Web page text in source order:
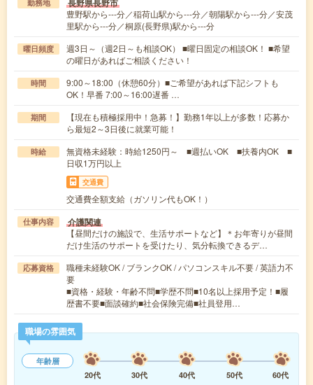
勤務地 長野県長野市
豊野駅から---分／稲荷山駅から---分／朝陽駅から---分／安茂
里駅から---分／桐原(長野県)駅から---分
曜日頻度
週3日～（週2日～も相談OK） ■曜日固定の相談OK！ ■希望
の曜日があればご相談ください！
時間
9:00～18:00（休憩60分）■ご希望があれば下記シフトも
OK！早番 7:00～16:00遅番 …
期間
【現在も積極採用中！急募！】勤務1年以上が多数！応募か
ら最短2～3日後に就業可能！
時給
無資格未経験：時給1250円～ ■週払いOK ■扶養内OK ■
日収1万円以上
交通費
交通費全額支給（ガソリン代もOK！）
仕事内容 介護関連
【昼間だけの施設で、生活サポートなど】＊お年寄りが昼間
だけ生活のサポートを受けたり、気分転換できるデ…
応募資格
職種未経験OK / ブランクOK / パソコンスキル不要 / 英語力不
要
■資格・経験・年齢不問■学歴不問■10名以上採用予定！■履
歴書不要■面談確約■社会保険完備■社員登用…
職場の雰囲気
年齢層
20代
30代 40代 50代
60代